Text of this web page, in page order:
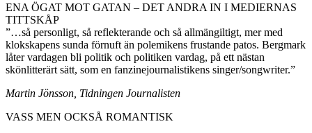
ENA ÖGAT MOT GATAN – DET ANDRA IN I MEDIERNAS
TITTSKÅP
”…så personligt, så reflekterande och så allmängiltigt, mer med
klokskapens sunda förnuft än polemikens frustande patos. Bergmark
låter vardagen bli politik och politiken vardag, på ett nästan
skönlitterärt sätt, som en fanzinejournalistikens singer/songwriter.”
Martin Jönsson, Tidningen Journalisten
VASS MEN OCKSÅ ROMANTISK